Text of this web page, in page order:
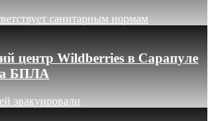
санитарным нормам
центр Wildberries в Сарапуле
БПЛА
эвакуировали